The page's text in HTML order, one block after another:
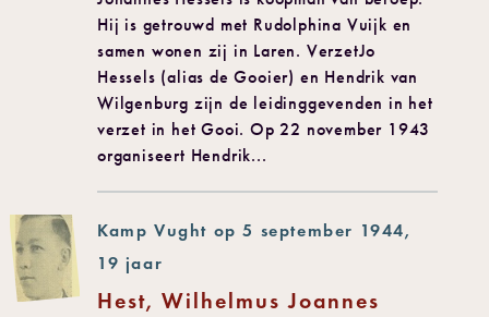
Hij is getrouwd met Rudolphina Vuijk en
samen wonen zij in Laren. VerzetJo
Hessels (alias de Gooier) en Hendrik van
Wilgenburg zijn de leidinggevenden in het
verzet in het Gooi. Op 22 november 1943
organiseert Hendrik...
Kamp Vught op 5 september 1944,
19 jaar
Hest, Wilhelmus Joannes